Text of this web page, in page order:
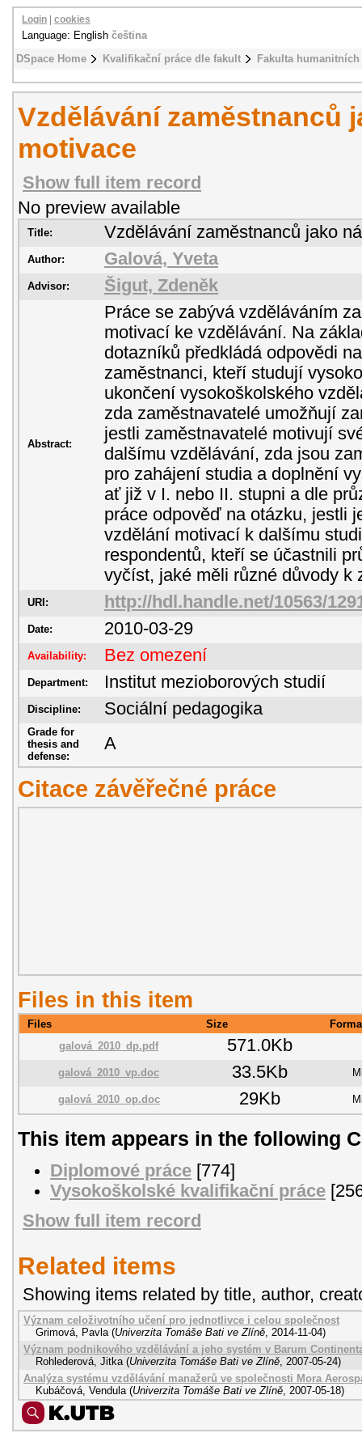
DSpace Home Kvalifikační práce dle fakult Fakulta
Login cookies
Language: English čeština
Vzdělávání zaměstnanců
motivace
Show full item record
No preview available
Title: Vzdělávání zaměstnanců jako
Author: Galová, Yveta
Advisor: Šigut, Zdeněk
Abstract:
Práce se zabývá vzděláváním
motivací ke vzdělávání. Na
dotazníků předkládá odpovědi
zaměstnanci, kteří studují
ukončení vysokoškolského
zda zaměstnavatelé umožňují
jestli zaměstnavatelé motivují
dalšímu vzdělávání, zda jsou
pro zahájení studia a doplnění
ať již v I. nebo II. stupni a dle
práce odpověď na otázku, jestli
vzdělání motivací k dalšímu
respondentů, kteří se účastnili
vyčíst, jaké měli různé důvody k
URI: http://hdl.handle.net/10563/
Date: 2010-03-29
Availability: Bez omezení
Department: Institut mezioborových studií
Discipline: Sociální pedagogika
Grade for
thesis and
defense:
A
Citace závěřečné práce
Files in this item
Files Size
galová_2010_dp.pdf
571.0Kb
galová_2010_vp.doc 33.5Kb
galová_2010_op.doc 29Kb
This item appears in the following
Diplomové práce [774]
Vysokoškolské kvalifikační práce
Show full item record
Related items
Showing items related by title, author,
Význam celoživotního učení pro jednotlivce i celou společnost
Grimová, Pavla (Univerzita Tomáše Bati ve Zlíně, 2014-11-04)
Význam podnikového vzdělávání a jeho systém v Barum
Rohlederová, Jitka (Univerzita Tomáše Bati ve Zlíně, 2007-05-24)
Analýza systému vzdělávání manažerů ve společnosti Mora
Kubáčová, Vendula (Univerzita Tomáše Bati ve Zlíně, 2007-05-18)